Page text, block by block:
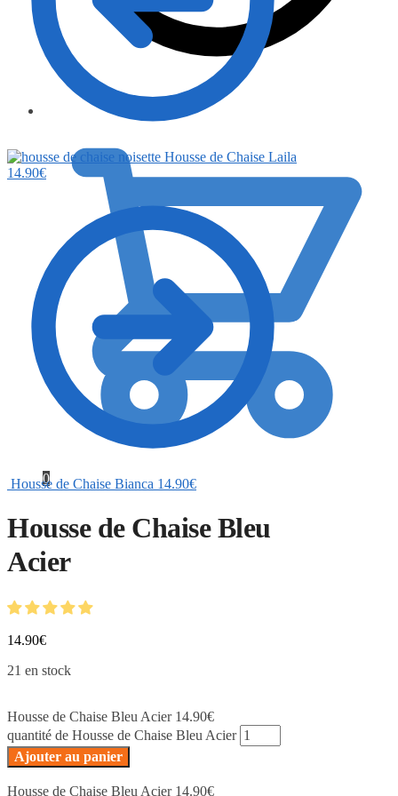
0
Housse de Chaise Laila
14.90€
Housse de Chaise Bianca 14.90€
Housse de Chaise Bleu
Acier
14.90€
21 en stock
Housse de Chaise Bleu Acier 14.90€
quantité de Housse de Chaise Bleu Acier
Ajouter au panier
Housse de Chaise Bleu Acier 14.90€